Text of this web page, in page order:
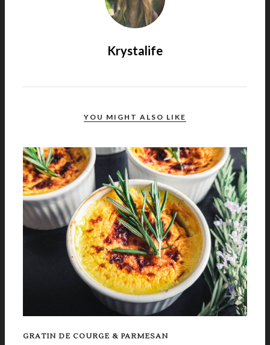
Krystalife
YOU MIGHT ALSO LIKE
GRATIN DE COURGE & PARMESAN